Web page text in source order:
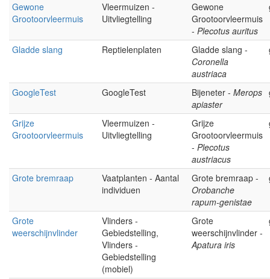
Gewone
Grootoorvleermuis
Vleermuizen -
Uitvliegtelling
Gewone
Grootoorvleermuis
- Plecotus auritus
Gladde slang Reptielenplaten
Gladde slang -
Coronella
austriaca
GoogleTest GoogleTest Bijeneter - Merops
apiaster
Grijze
Grootoorvleermuis
Vleermuizen -
Uitvliegtelling
Grijze
Grootoorvleermuis
- Plecotus
austriacus
Grote bremraap
Vaatplanten - Aantal
individuen
Grote bremraap -
Orobanche
rapum-genistae
Grote
weerschijnvlinder
Vlinders -
Gebiedstelling,
Vlinders -
Gebiedstelling
(mobiel)
Grote
weerschijnvlinder -
Apatura iris